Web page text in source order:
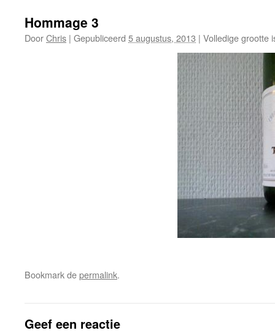
Hommage 3
DoorChris | Gepubliceerd 5 augustus, 2013 | Volledige grootte
Bookmark depermalink.
Geef een reactie